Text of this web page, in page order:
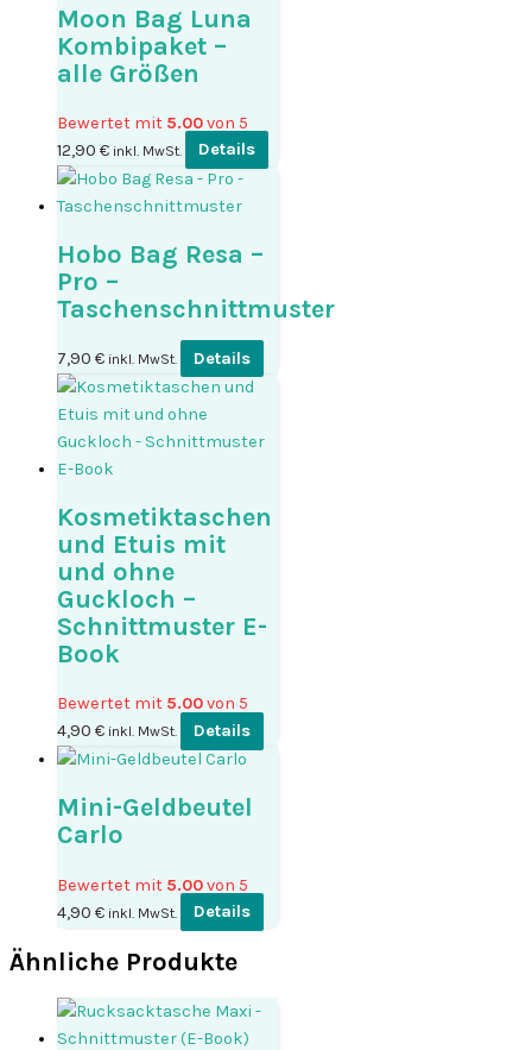
Moon Bag Luna
Kombipaket –
alle Größen
Bewertet mit 5.00von 5
12,90 € inkl. MwSt. Details
Hobo Bag Resa –
Pro –
Taschenschnittmuster
7,90 € inkl. MwSt. Details
Kosmetiktaschen
und Etuis mit
und ohne
Guckloch –
Schnittmuster E-
Book
Bewertet mit 5.00von 5
4,90 € inkl. MwSt. Details
Mini-Geldbeutel
Carlo
Bewertet mit 5.00von 5
4,90 € inkl. MwSt. Details
Ähnliche Produkte